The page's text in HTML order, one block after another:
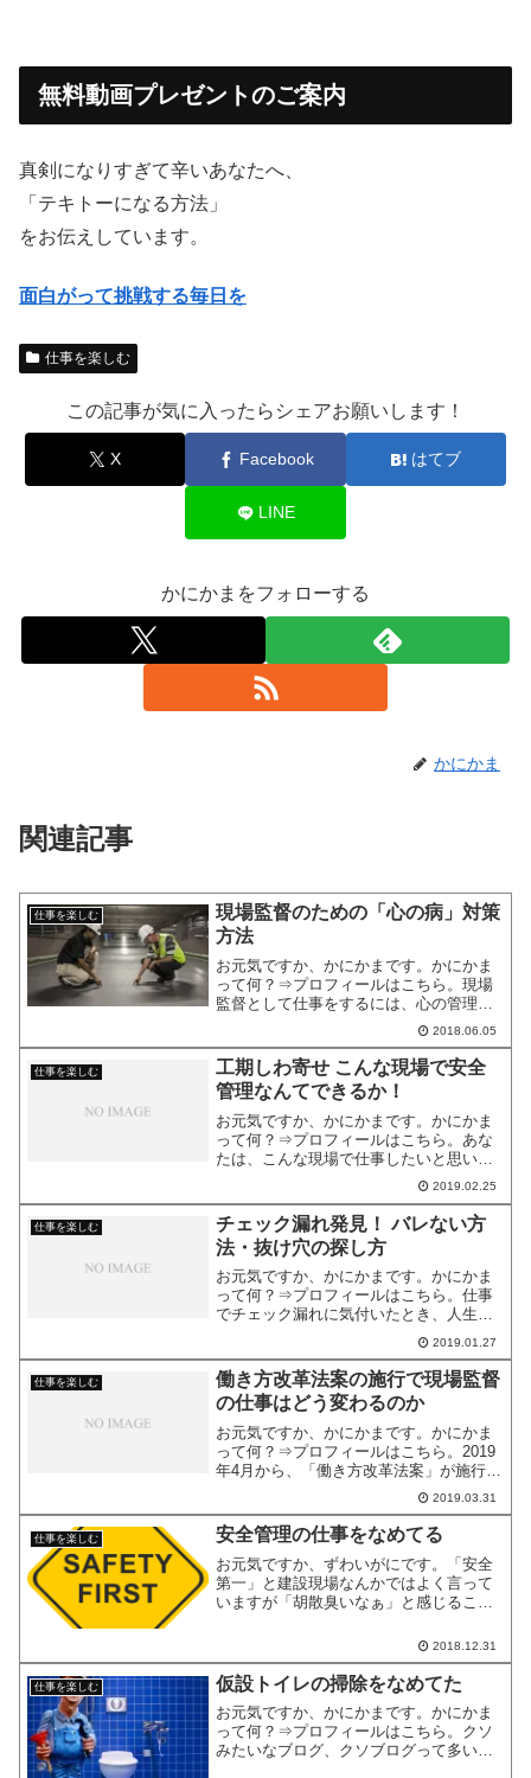
無料動画プレゼントのご案内
真剣になりすぎて辛いあなたへ、
「テキトーになる方法」
をお伝えしています。
面白がって挑戦する毎日を
仕事を楽しむ
この記事が気に入ったらシェアお願いします！
X Facebook はてブ
LINE
かにかまをフォローする
かにかま
関連記事
仕事を楽しむ
現場監督のための「心の病」対策
方法
お元気ですか、かにかまです。かにかま
って何？⇒プロフィールはこちら。現場
監督として仕事をするには、心の管理が
大切だと思います。職人から文句を言わ
れることもあれば、納期を守るというプ
レッシャーもある。さらに、仕事量過大
のため、深夜まで残業、休...
2018.06.05
仕事を楽しむ
工期しわ寄せ こんな現場で安全
管理なんてできるか！
お元気ですか、かにかまです。かにかま
って何？⇒プロフィールはこちら。あな
たは、こんな現場で仕事したいと思いま
すか？品質が低くてお客様に感謝されな
い深夜残業などハードワークが続く安全
性が欠けて危険個所ばかり忙しい割に低
賃金でやりがいが感じられ...
2019.02.25
仕事を楽しむ
チェック漏れ発見！ バレない方
法・抜け穴の探し方
お元気ですか、かにかまです。かにかま
って何？⇒プロフィールはこちら。仕事
でチェック漏れに気付いたとき、人生な
めてるやつとしてはできれば自分のミス
を隠したいですよね。「バレない方法は
ないだろうか」「抜け穴はないだろう
か」そう考えるのも仕方あり...
2019.01.27
仕事を楽しむ
働き方改革法案の施行で現場監督
の仕事はどう変わるのか
お元気ですか、かにかまです。かにかま
って何？⇒プロフィールはこちら。2019
年4月から、「働き方改革法案」が施行さ
れますね。あなたの職場では、何か変化
がありそうでしょうか？「法律が変わっ
たからって、仕事量が同じなのにどうや
って働き方改革をす...
2019.03.31
仕事を楽しむ 安全管理の仕事をなめてる
お元気ですか、ずわいがにです。「安全
第一」と建設現場なんかではよく言って
いますが「胡散臭いなぁ」と感じること
言われ続けていますが、労働災害はなく
なっていませんよね？2017年度の統計で
は死亡災害にあった...
2018.12.31
仕事を楽しむ 仮設トイレの掃除をなめてた
お元気ですか、かにかまです。かにかま
って何？⇒プロフィールはこちら。クソ
みたいなブログ、クソブログって多いで